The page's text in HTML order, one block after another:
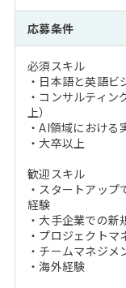
応募条件
必須スキル
・日本語と英語
・コンサルティ
上）
・AI領域における
・大卒以上
歓迎スキル
・スタートアッ
経験
・大手企業での
・プロジェクトマ
・チームマネジメ
・海外経験